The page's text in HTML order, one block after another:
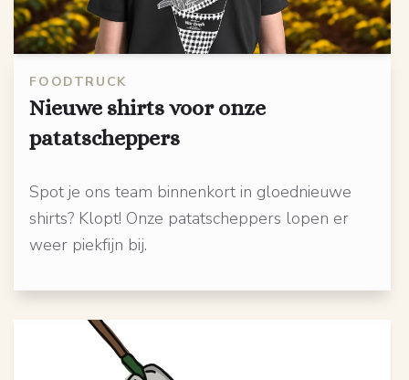
FOODTRUCK
Nieuwe shirts voor onze
patatscheppers
Spot je ons team binnenkort in gloednieuwe
shirts? Klopt! Onze patatscheppers lopen er
weer piekfijn bij.